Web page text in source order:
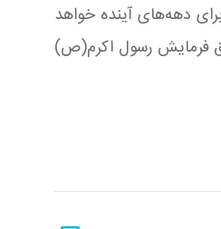
دهه‌های آینده خواهد
فرمایش رسول اکرم(ص)